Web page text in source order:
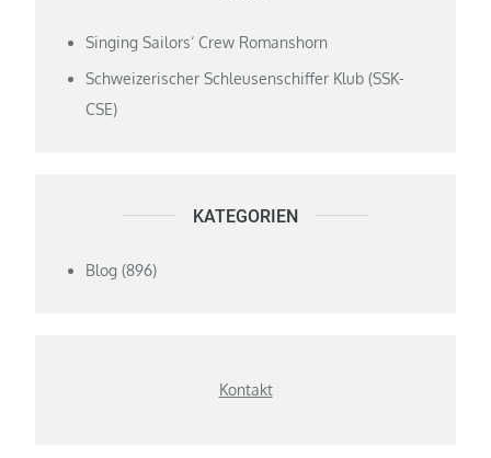
Singing Sailors‘ Crew Romanshorn
Schweizerischer Schleusenschiffer Klub (SSK-
CSE)
KATEGORIEN
Blog (896)
Kontakt